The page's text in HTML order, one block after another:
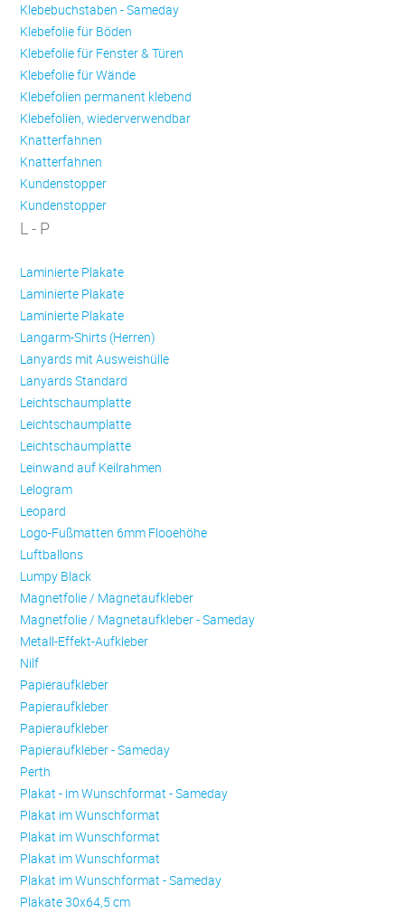
Klebebuchstaben - Sameday
Klebefolie für Böden
Klebefolie für Fenster & Türen
Klebefolie für Wände
Klebefolien permanent klebend
Klebefolien, wiederverwendbar
Knatterfahnen
Knatterfahnen
Kundenstopper
Kundenstopper
L - P
Laminierte Plakate
Laminierte Plakate
Laminierte Plakate
Langarm-Shirts (Herren)
Lanyards mit Ausweishülle
Lanyards Standard
Leichtschaumplatte
Leichtschaumplatte
Leichtschaumplatte
Leinwand auf Keilrahmen
Lelogram
Leopard
Logo-Fußmatten 6mm Flooehöhe
Luftballons
Lumpy Black
Magnetfolie / Magnetaufkleber
Magnetfolie / Magnetaufkleber - Sameday
Metall-Effekt-Aufkleber
Nilf
Papieraufkleber
Papieraufkleber
Papieraufkleber
Papieraufkleber - Sameday
Perth
Plakat - im Wunschformat - Sameday
Plakat im Wunschformat
Plakat im Wunschformat
Plakat im Wunschformat
Plakat im Wunschformat - Sameday
Plakate 30x64,5 cm